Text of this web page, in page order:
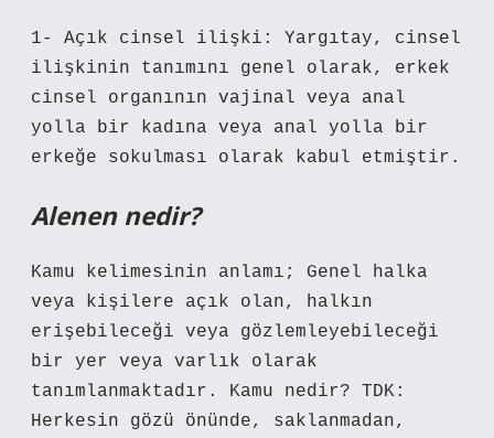
1- Açık cinsel ilişki: Yargıtay, cinsel
ilişkinin tanımını genel olarak, erkek
cinsel organının vajinal veya anal
yolla bir kadına veya anal yolla bir
erkeğe sokulması olarak kabul etmiştir.
Alenen nedir?
Kamu kelimesinin anlamı; Genel halka
veya kişilere açık olan, halkın
erişebileceği veya gözlemleyebileceği
bir yer veya varlık olarak
tanımlanmaktadır. Kamu nedir? TDK:
Herkesin gözü önünde, saklanmadan,